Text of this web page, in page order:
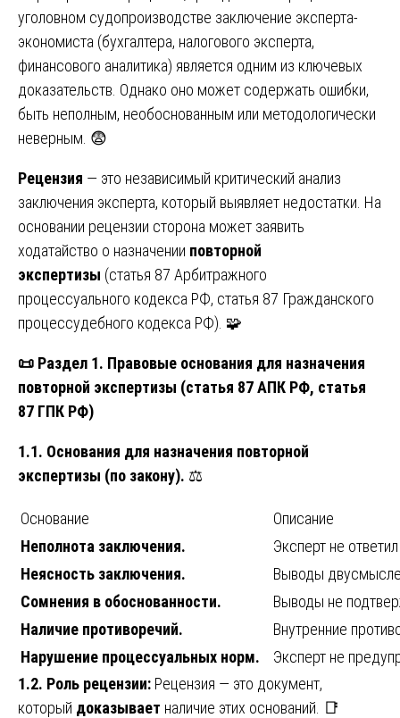
уголовном судопроизводстве заключение эксперта-
экономиста (бухгалтера, налогового эксперта,
финансового аналитика) является одним из ключевых
доказательств. Однако оно может содержать ошибки,
быть неполным, необоснованным или методологически
неверным. 😨
Рецензия — это независимый критический анализ
заключения эксперта, который выявляет недостатки. На
основании рецензии сторона может заявить
ходатайство о назначении повторной
экспертизы (статья 87 Арбитражного
процессуального кодекса РФ, статья 87 Гражданского
процессудебного кодекса РФ). 🧩
📜 Раздел 1. Правовые основания для назначения
повторной экспертизы (статья 87 АПК РФ, статья
87 ГПК РФ)
1.1. Основания для назначения повторной
экспертизы (по закону). ⚖️
Основание
Описание
Неполнота заключения.
Эксперт не
Неясность заключения.
Выводы
Сомнения в обоснованности.
Выводы не
Наличие противоречий.
Внутренние
Нарушение процессуальных норм.
Эксперт не
1.2. Роль рецензии: Рецензия — это документ,
который доказывает наличие этих оснований. 📑